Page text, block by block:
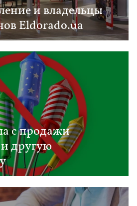
и владельцы
Eldorado.ua
с продажи
другую